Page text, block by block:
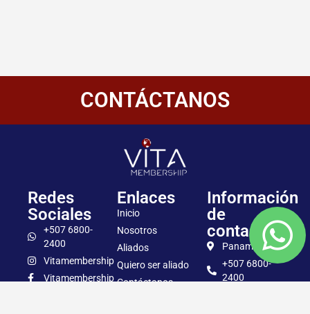
CONTÁCTANOS
Redes
Sociales
+507 6800-
2400
Vitamembership
Vitamembership
Enlaces
Inicio
Nosotros
Aliados
Quiero ser aliado
Contáctanos
Información
de
contacto
Panamá
+507 6800-
2400